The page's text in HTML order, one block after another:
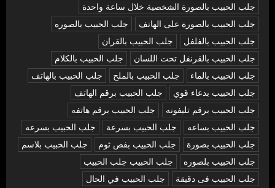
جلب الحبيب بالصورة الشخصية خلال ساعة واحدة
جلب الحبيب بالصورة على الهاتف
جلب الحبيب بالصوره
جلب الحبيب بالفلفل
جلب الحبيب بالقران
جلب الحبيب بالقرنفل تحت اللسان
جلب الحبيب بالكلام
جلب الحبيب بالماء
جلب الحبيب بالملح
جلب الحبيب بالهاتف
جلب الحبيب بدعاء قوي
جلب الحبيب برقم الهاتف
جلب الحبيب برقم تليفونه
جلب الحبيب برقم هاتفه
جلب الحبيب بساعه
جلب الحبيب بسرعة
جلب الحبيب بسرعه
جلب الحبيب بصورة
جلب الحبيب بفص ثوم
جلب الحبيب بلاسم
جلب الحبيب بلصوره
جلب الحبيب جلب الحبيب
جلب الحبيب فى دقيقة
جلب الحبيب في الحال